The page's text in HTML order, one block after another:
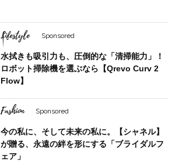
Lifestyle Sponsored
水拭きも吸引力も、圧倒的な「清掃能力」！
ロボット掃除機を選ぶなら【Qrevo Curv 2
Flow】
Fashion Sponsored
今の私に、そして未来の私に。【シャネル】
が贈る、永遠の絆を形にする「ブライダルフ
ェア」